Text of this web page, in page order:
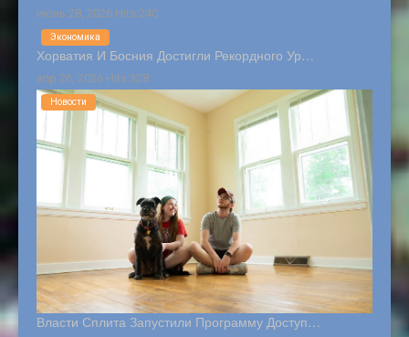
июнь 28, 2026 Hits:240
Хорватия И Босния Достигли Рекордного Ур…
апр 26, 2026 Hits:328
Экономика
Власти Сплита Запустили Программу Доступ…
Новости